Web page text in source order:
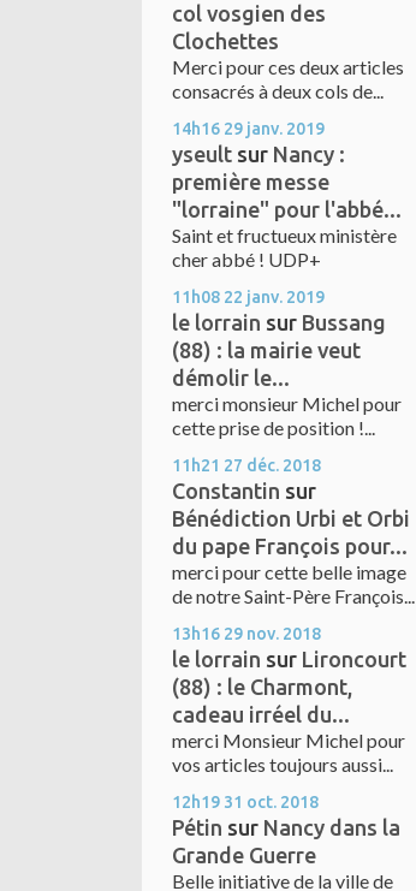
col vosgien des
Clochettes
Merci pour ces deux articles
consacrés à deux cols de...
14h16 29 janv. 2019
yseult sur Nancy :
première messe
"lorraine" pour l'abbé...
Saint et fructueux ministère
cher abbé ! UDP+
11h08 22 janv. 2019
le lorrain sur Bussang
(88) : la mairie veut
démolir le...
merci monsieur Michel pour
cette prise de position !...
11h21 27 déc. 2018
Constantin sur
Bénédiction Urbi et Orbi
du pape François pour...
merci pour cette belle image
de notre Saint-Père François...
13h16 29 nov. 2018
le lorrain sur Lironcourt
(88) : le Charmont,
cadeau irréel du...
merci Monsieur Michel pour
vos articles toujours aussi...
12h19 31 oct. 2018
Pétin sur Nancy dans la
Grande Guerre
Belle initiative de la ville de